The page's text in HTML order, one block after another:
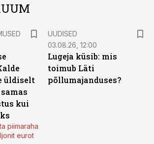
üldiselt
kui
piimaraha
eurot
UUDISED
03.08.26, 12:00
Lugeja küsib: mis
toimub Läti
põllumajanduses?